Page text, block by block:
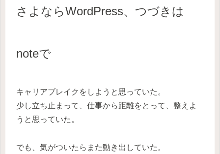
さよならWordPress、つづきは
noteで
キャリアブレイクをしようと思っていた。
少し立ち止まって、仕事から距離をとって、整えよ
うと思っていた。
でも、気がついたらまた動き出していた。